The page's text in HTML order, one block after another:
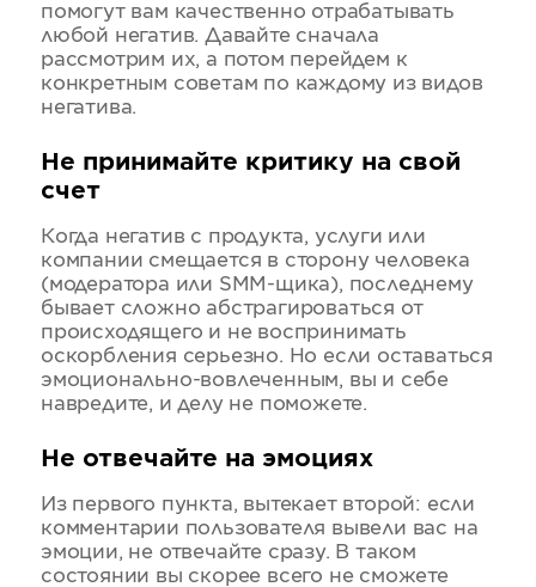
помогут вам качественно отрабатывать
любой негатив. Давайте сначала
рассмотрим их, а потом перейдем к
конкретным советам по каждому из видов
негатива.
Не принимайте критику на свой
счет
Когда негатив с продукта, услуги или
компании смещается в сторону человека
(модератора или SMM-щика), последнему
бывает сложно абстрагироваться от
происходящего и не воспринимать
оскорбления серьезно. Но если оставаться
эмоционально-вовлеченным, вы и себе
навредите, и делу не поможете.
Не отвечайте на эмоциях
Из первого пункта, вытекает второй: если
комментарии пользователя вывели вас на
эмоции, не отвечайте сразу. В таком
состоянии вы скорее всего не сможете